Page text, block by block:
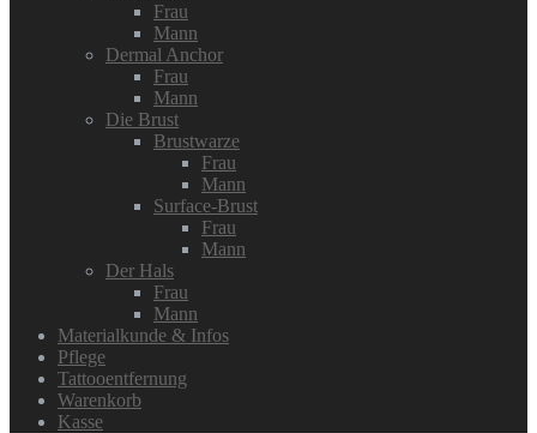
Frau
Mann
Dermal Anchor
Frau
Mann
Die Brust
Brustwarze
Frau
Mann
Surface-Brust
Frau
Mann
Der Hals
Frau
Mann
Materialkunde & Infos
Pflege
Tattooentfernung
Warenkorb
Kasse